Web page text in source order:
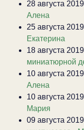
28 августа
Алена
25 августа
Екатерина
18 августа
миниатюрной
10 августа
Алена
10 августа
Мария
09 августа